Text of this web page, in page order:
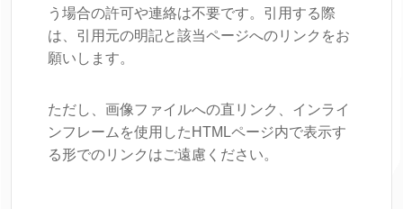
う場合の許可や連絡は不要です。引用する際
は、引用元の明記と該当ページへのリンクをお
願いします。
ただし、画像ファイルへの直リンク、インライ
ンフレームを使用したHTMLページ内で表示す
る形でのリンクはご遠慮ください。